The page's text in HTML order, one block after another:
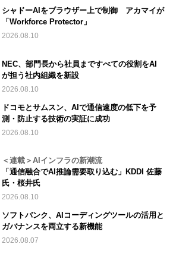
シャドーAIをブラウザー上で制御 アカマイが
「Workforce Protector」
2026.08.10
NEC、部門長から社員まですべての役割をAI
が担う社内組織を新設
2026.08.10
ドコモとサムスン、AIで通信速度の低下を予
測・防止する技術の実証に成功
2026.08.10
＜連載＞AIインフラの新潮流
「通信融合でAI推論需要取り込む」KDDI 佐藤
氏・桜井氏
2026.08.10
ソフトバンク、AIコーディングツールの活用と
ガバナンスを両立する新機能
2026.08.07